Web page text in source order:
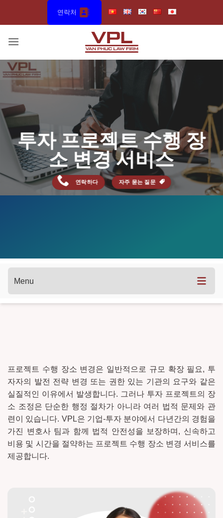
연락처
투자 프로젝트 수행 장
소 변경 서비스
연락하다 자주 묻는 질문
Menu
프로젝트 수행 장소 변경은 일반적으로 규모 확장 필요, 투
자자의 발전 전략 변경 또는 권한 있는 기관의 요구와 같은
실질적인 이유에서 발생합니다. 그러나 투자 프로젝트의 장
소 조정은 단순한 행정 절차가 아니라 여러 법적 문제와 관
련이 있습니다. VPL은 기업-투자 분야에서 다년간의 경험을
가진 변호사 팀과 함께 법적 안전성을 보장하며, 신속하고
비용 및 시간을 절약하는 프로젝트 수행 장소 변경 서비스를
제공합니다.